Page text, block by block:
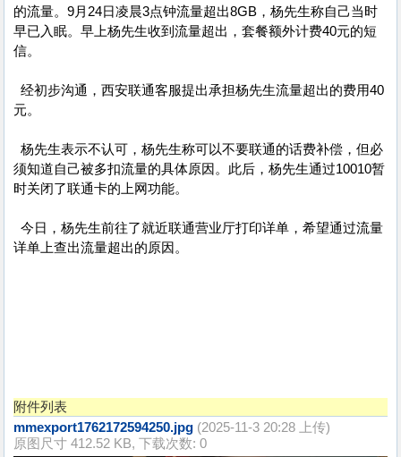
的流量。9月24日凌晨3点钟流量超出8GB，杨先生称自己当时
早已入眠。早上杨先生收到流量超出，套餐额外计费40元的短
信。
经初步沟通，西安联通客服提出承担杨先生流量超出的费用40
元。
杨先生表示不认可，杨先生称可以不要联通的话费补偿，但必
须知道自己被多扣流量的具体原因。此后，杨先生通过10010暂
时关闭了联通卡的上网功能。
今日，杨先生前往了就近联通营业厅打印详单，希望通过流量
详单上查出流量超出的原因。
附件列表
mmexport1762172594250.jpg (2025-11-3 20:28 上传)
原图尺寸 412.52 KB, 下载次数: 0